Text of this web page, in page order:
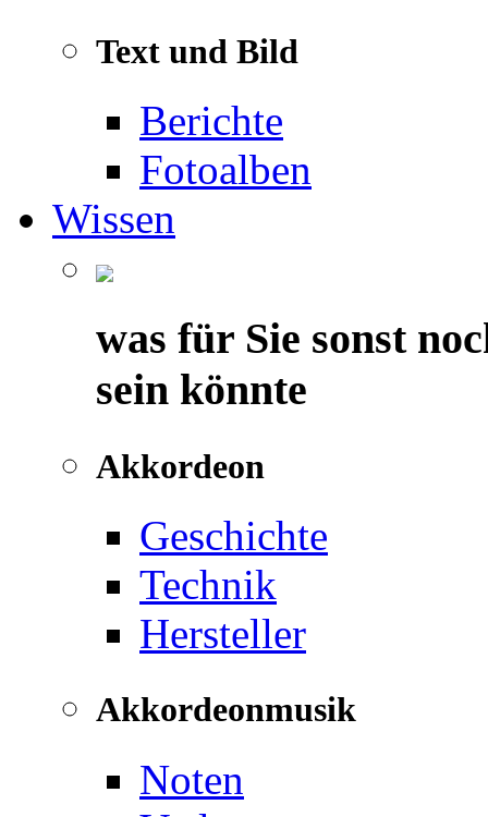
Text und Bild
Berichte
Fotoalben
Wissen
was für Sie sonst
sein könnte
Akkordeon
Geschichte
Technik
Hersteller
Akkordeonmusik
Noten